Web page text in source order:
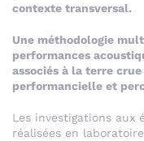
contexte transversal.
Une méthodologie
performances
associés à la terre
performancielle et
Les investigations
réalisées en